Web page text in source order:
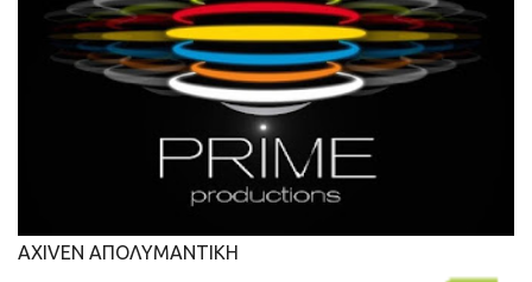
AXIVEN ΑΠΟΛΥΜΑΝΤΙΚΗ